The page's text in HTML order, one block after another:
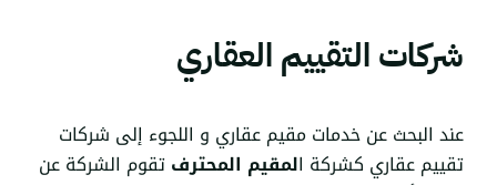
شركات التقييم العقاري
عند البحث عن خدمات مقيم عقاري و اللجوء إلى شركات
تقييم عقاري كشركة المقيم المحترفتقوم الشركة عن